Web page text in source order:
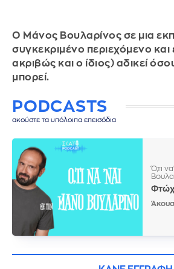
Ο Μάνος Βουλαρίνος σε μια
συγκεκριμένο περιεχόμενο και
ακριβώς και ο ίδιος) αδικεί
μπορεί.
PODCASTS
ακούστε τα υπόλοιπα επεισόδια
Ό,τι